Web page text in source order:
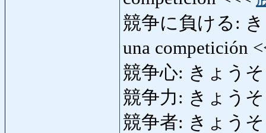
競争に負ける:
una competición
競争心: きょう
競争力: きょう
競争者: きょうそ